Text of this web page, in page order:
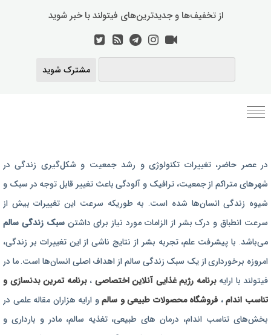
از تخفیف‌ها و جدیدترین‌های فیتولند با خبر شوید
مشترک شوید
رژیم غذایی بارداری
برنامه رژیم درمانی
برنامه تمرین بدنسازی
برنامه تمرینی
محصولات طبیعی و سالم
در عصر حاضر،‌ تغییرات تکنولوژی و رشد جمعیت و شکل‌گیری زندگی‌ در
شهرهای متراکم از جمعیت، ترافیک و آلودگی باعث تغییر قابل توجه در سبک و
شیوه زندگی انسان‌ها شده است. به طوریکه سرعت این تغییرات بیش از
سرعت انطباق و درک بشر از الزامات مورد نیاز برای داشتنسبک زندگی سالم
می‌باشد. با پیشرفت علم، تجربه بشر از نتایج ناشی از این تغییرات بر زندگی،
امروزه برخورداری از یک سبک زندگی سالم از اهداف اصلی انسان‌ها است. ما در
فیتولند با ارایهبرنامه رژیم غذایی آنلاین اختصاصی ،برنامه تمرین بدنسازی و
تناسب اندام، فروشگاه محصولات طبیعی و سالمو ارایه هزاران مقاله علمی در
بخش‌های تناسب اندام، درمان های طبیعی، تغذیه سالم، مادر و بارداری و